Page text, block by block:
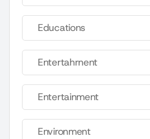
Educations
Entertahrnent
Entertainment
Environment